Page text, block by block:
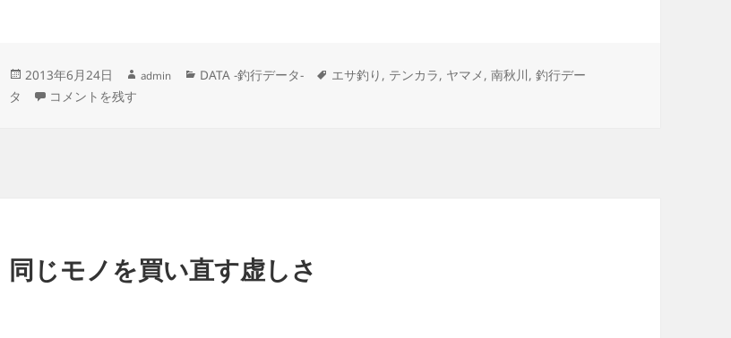
投
日:
2013年6月24日
成
admin
カ
DATA -釣行データ-
タ
エサ釣り , テンカラ, ヤマメ ,南秋川,釣行デー
タ
【釣行データ】2013年06月22日(土)：南秋川 に
コメントを残す
同じモノを買い直す虚しさ